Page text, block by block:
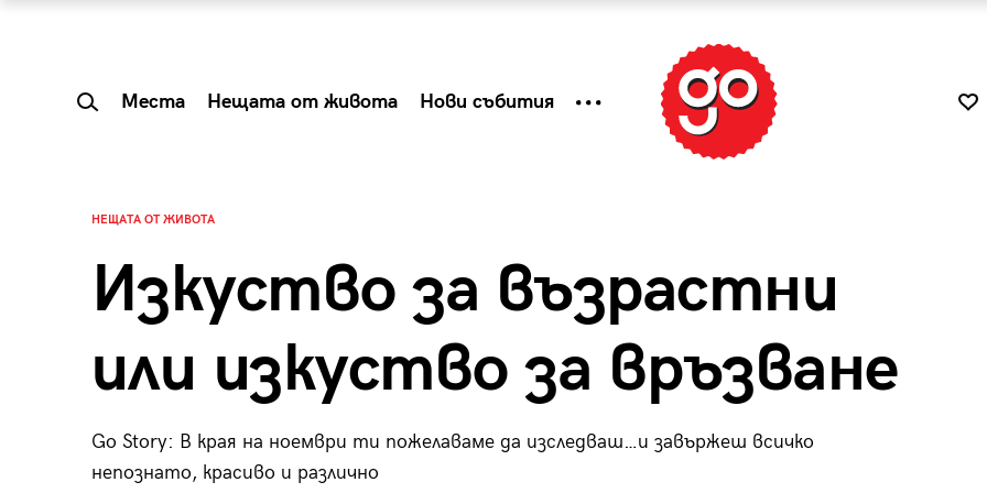
Места Нещата от живота Нови събития
НЕЩАТА ОТ ЖИВОТА
Изкуство за възрастни
или изкуство за връзване
Go Story: В края на ноември ти пожелаваме да изследваш…и завържеш всичко
непознато, красиво и различно
Summer Prelude: как
Tender is the Wine – Какво